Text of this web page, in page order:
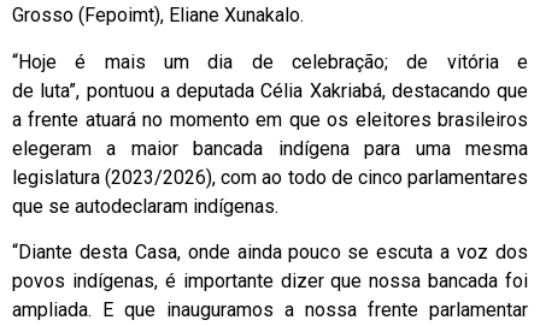
Grosso (Fepoimt), Eliane Xunakalo.
“Hoje é mais um dia de celebração; de vitória e
de luta”, pontuou a deputada Célia Xakriabá, destacando que
a frente atuará no momento em que os eleitores brasileiros
elegeram a maior bancada indígena para uma mesma
legislatura (2023/2026), com ao todo de cinco parlamentares
que se autodeclaram indígenas.
“Diante desta Casa, onde ainda pouco se escuta a voz dos
povos indígenas, é importante dizer que nossa bancada foi
ampliada. E que inauguramos a nossa frente parlamentar